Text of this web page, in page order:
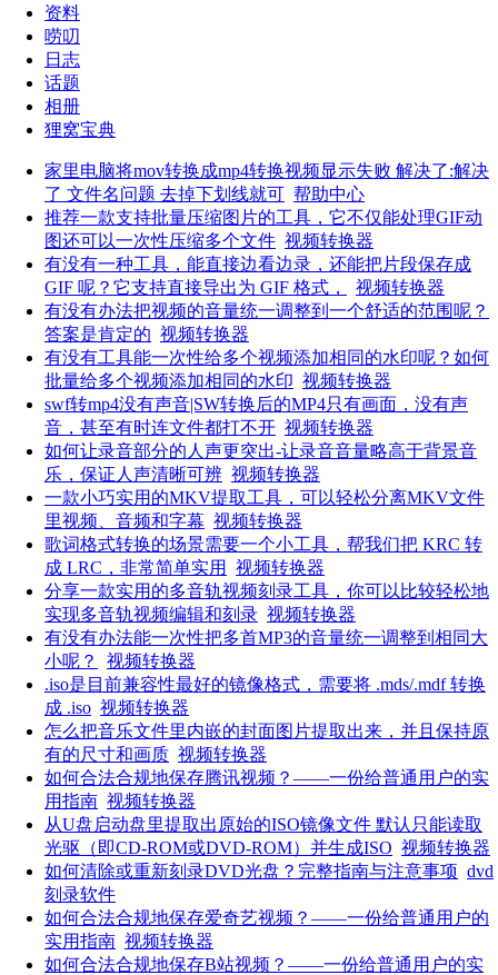
资料
唠叨
日志
话题
相册
狸窝宝典
家里电脑将mov转换成mp4转换视频显示失败 解决了:解决
了 文件名问题 去掉下划线就可 帮助中心
推荐一款支持批量压缩图片的工具，它不仅能处理GIF动
图还可以一次性压缩多个文件 视频转换器
有没有一种工具，能直接边看边录，还能把片段保存成
GIF 呢？它支持直接导出为 GIF 格式，
视频转换器
有没有办法把视频的音量统一调整到一个舒适的范围呢？
答案是肯定的 视频转换器
有没有工具能一次性给多个视频添加相同的水印呢？如何
批量给多个视频添加相同的水印 视频转换器
swf转mp4没有声音|SW转换后的MP4只有画面，没有声
音，甚至有时连文件都打不开 视频转换器
如何让录音部分的人声更突出-让录音音量略高于背景音
乐，保证人声清晰可辨 视频转换器
一款小巧实用的MKV提取工具，可以轻松分离MKV文件
里视频、音频和字幕 视频转换器
歌词格式转换的场景需要一个小工具，帮我们把 KRC 转
成 LRC，非常简单实用
视频转换器
分享一款实用的多音轨视频刻录工具，你可以比较轻松地
实现多音轨视频编辑和刻录 视频转换器
有没有办法能一次性把多首MP3的音量统一调整到相同大
小呢？
视频转换器
.iso是目前兼容性最好的镜像格式，需要将 .mds/.mdf 转换
成 .iso 视频转换器
怎么把音乐文件里内嵌的封面图片提取出来，并且保持原
有的尺寸和画质 视频转换器
如何合法合规地保存腾讯视频？——一份给普通用户的实
用指南 视频转换器
从U盘启动盘里提取出原始的ISO镜像文件 默认只能读取
光驱（即CD-ROM或DVD-ROM）并生成ISO 视频转换器
如何清除或重新刻录DVD光盘？完整指南与注意事项 dvd
刻录软件
如何合法合规地保存爱奇艺视频？——一份给普通用户的
实用指南 视频转换器
如何合法合规地保存B站视频？——一份给普通用户的实